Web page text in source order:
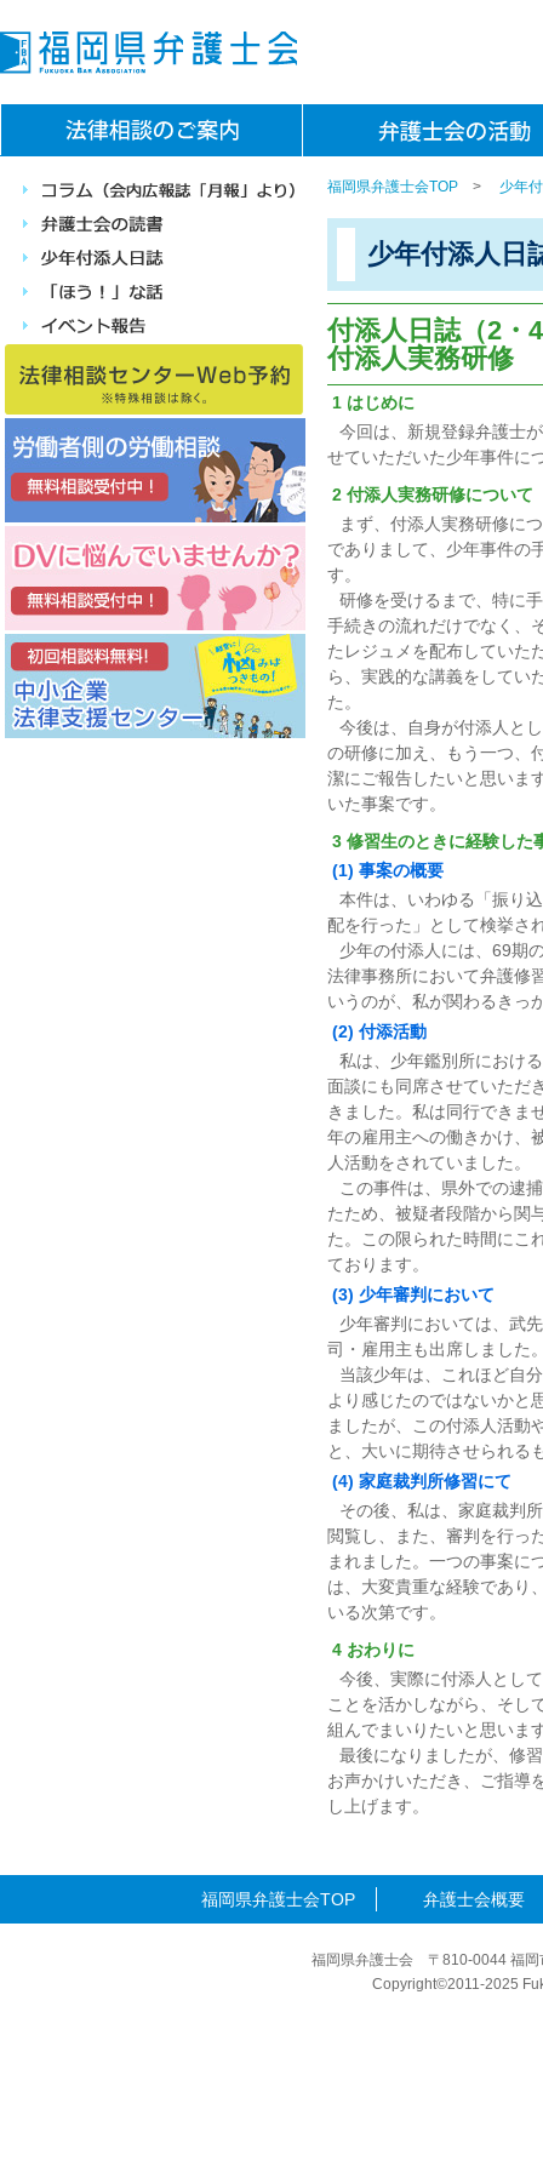
福岡県弁護士会TOP > 少年
少年付添人日
付添人日誌（2・
付添人実務研修
1 はじめに
今回は、新規登録弁護士
せていただいた少年事件に
2 付添人実務研修について
まず、付添人実務研修に
でありまして、少年事件の
す。
研修を受けるまで、特に
手続きの流れだけでなく、
たレジュメを配布していた
ら、実践的な講義をしてい
た。
今後は、自身が付添人と
の研修に加え、もう一つ、
潔にご報告したいと思いま
いた事案です。
3 修習生のときに経験した
(1) 事案の概要
本件は、いわゆる「振り
配を行った」として検挙さ
少年の付添人には、69期
法律事務所において弁護修
いうのが、私が関わるきっ
(2) 付添活動
私は、少年鑑別所におけ
面談にも同席させていただ
きました。私は同行できま
年の雇用主への働きかけ、
人活動をされていました。
この事件は、県外での逮
たため、被疑者段階から関
た。この限られた時間にこ
ております。
(3) 少年審判において
少年審判においては、武
司・雇用主も出席しました
当該少年は、これほど自
より感じたのではないかと
ましたが、この付添人活動
と、大いに期待させられる
(4) 家庭裁判所修習にて
その後、私は、家庭裁判
閲覧し、また、審判を行っ
まれました。一つの事案に
は、大変貴重な経験であり
いる次第です。
4 おわりに
今後、実際に付添人とし
ことを活かしながら、そし
組んでまいりたいと思いま
最後になりましたが、修
お声かけいただき、ご指導
し上げます。
福岡県弁護士会TOP 弁護士会概要
福岡県弁護士会 〒810-0044 福
Copyright©2011-2025